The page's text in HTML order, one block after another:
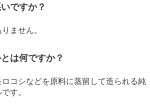
ですか？
ません。
は何ですか？
コシなどを原料に蒸留して造られる純
す。